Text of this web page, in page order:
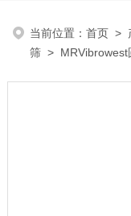
当前位置：首页 >
筛 > MRVibrowest